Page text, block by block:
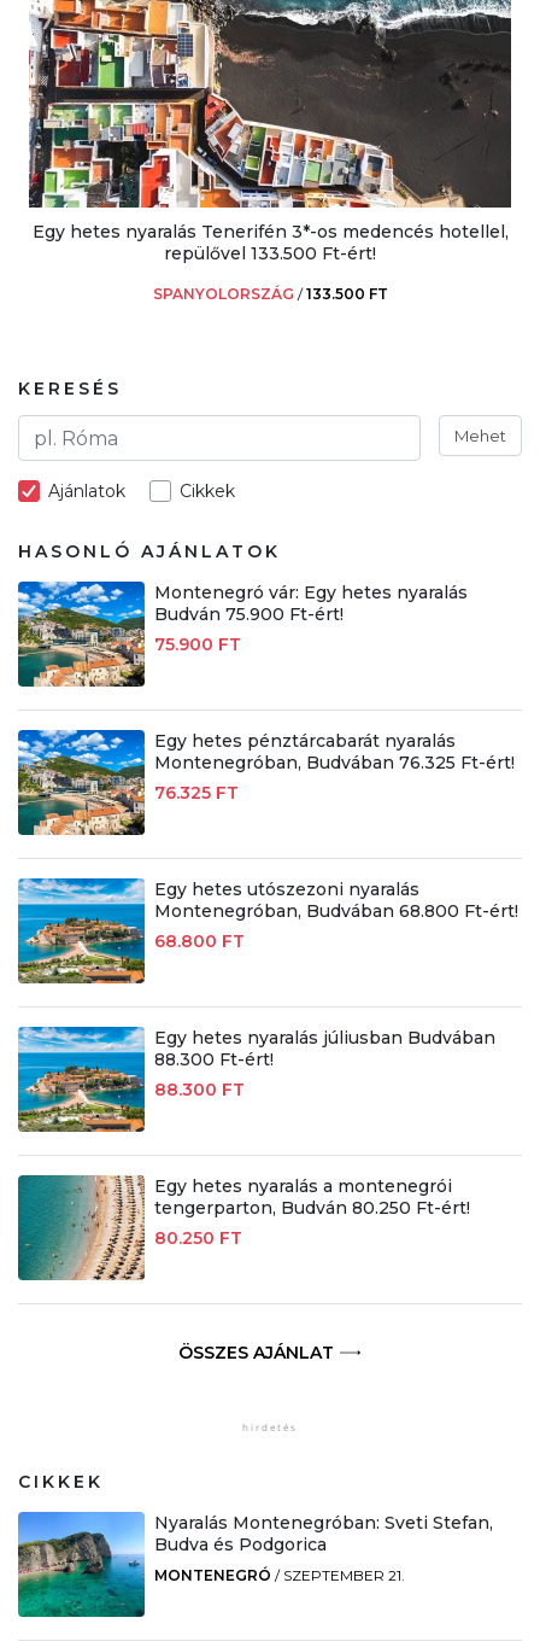
Egy hetes nyaralás Tenerifén 3*-os medencés hotellel,
repülővel 133.500 Ft-ért!
SPANYOLORSZÁG /133.500 FT
KERESÉS
Mehet
Ajánlatok Cikkek
HASONLÓ AJÁNLATOK
Montenegró vár: Egy hetes nyaralás
Budván 75.900 Ft-ért!
75.900 FT
Egy hetes pénztárcabarát nyaralás
Montenegróban, Budvában 76.325 Ft-ért!
76.325 FT
Egy hetes utószezoni nyaralás
Montenegróban, Budvában 68.800 Ft-ért!
68.800 FT
Egy hetes nyaralás júliusban Budvában
88.300 Ft-ért!
88.300 FT
Egy hetes nyaralás a montenegrói
tengerparton, Budván 80.250 Ft-ért!
80.250 FT
ÖSSZES AJÁNLAT
CIKKEK
Nyaralás Montenegróban: Sveti Stefan,
Budva és Podgorica
MONTENEGRÓ / SZEPTEMBER 21.